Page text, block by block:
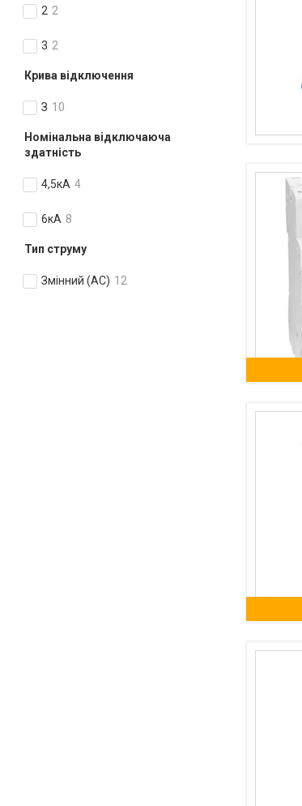
2 2
3 2
Крива відключення
З 10
Номінальна відключаюча
здатність
4,5кА 4
6кА 8
Тип струму
Змінний (АС) 12